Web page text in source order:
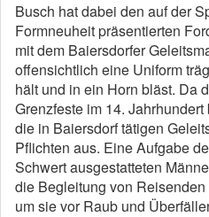
Busch hat dabei den auf der
Formneuheit präsentierten
mit dem Baiersdorfer
offensichtlich eine Uniform
hält und in ein Horn bläst. Da
Grenzfeste im 14.
die in Baiersdorf tätigen
Pflichten aus. Eine Aufgabe
Schwert ausgestatteten
die Begleitung von
um sie vor Raub und